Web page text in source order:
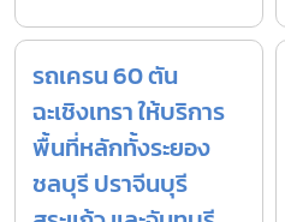
รถเครน 60 ตัน
ฉะเชิงเทรา ให้บริการ
พื้นที่หลักทั้งระยอง
ชลบุรี ปราจีนบุรี